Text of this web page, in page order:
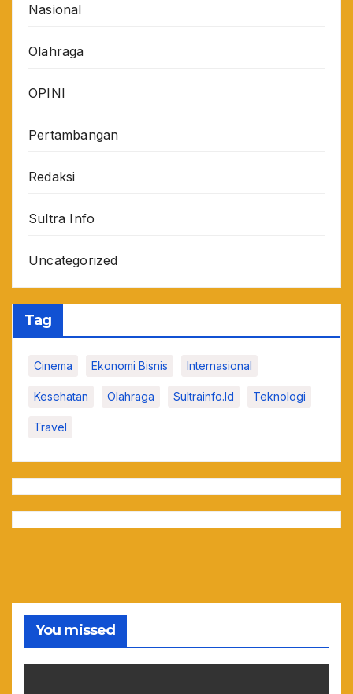
Nasional
Olahraga
OPINI
Pertambangan
Redaksi
Sultra Info
Uncategorized
Tag
Cinema Ekonomi Bisnis Internasional
Kesehatan Olahraga Sultrainfo.id Teknologi
Travel
You missed